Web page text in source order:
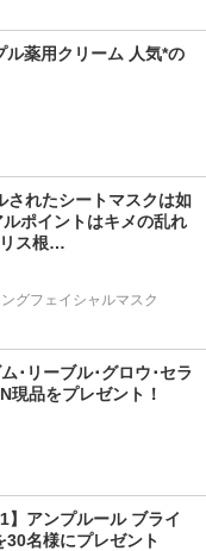
ル薬用クリーム 人気*の
されたシートマスクは如
ポイントはキメの乱れ
ス根…
グフェイシャルマスク
･リーブル･グロウ･セラ
】アンプルール ブライ
30名様にプレゼント